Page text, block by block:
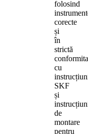
folosind
corecte
și
în
strictă
cu
SKF
și
de
montare
pentru